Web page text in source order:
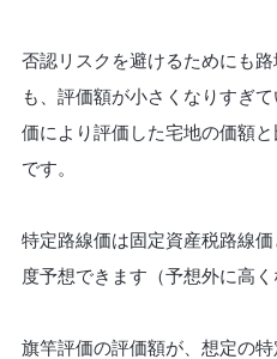
否認リスクを避けるためにも
も、評価額が小さくなりすぎ
価により評価した宅地の価額
です。
特定路線価は固定資産税路線
度予想できます（予想外に高
旗竿評価の評価額が、想定の